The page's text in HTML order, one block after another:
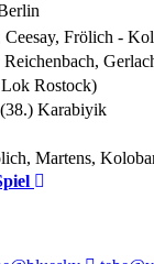
Frölich -
Rostock)
Karabiyik
Martens,